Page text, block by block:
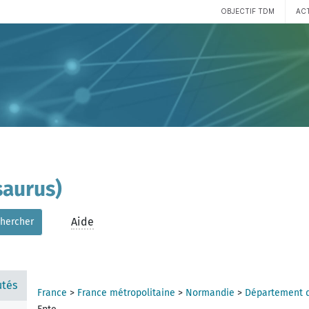
OBJECTIF TDM
Aide
France > France métropolitaine > Normandie > Département